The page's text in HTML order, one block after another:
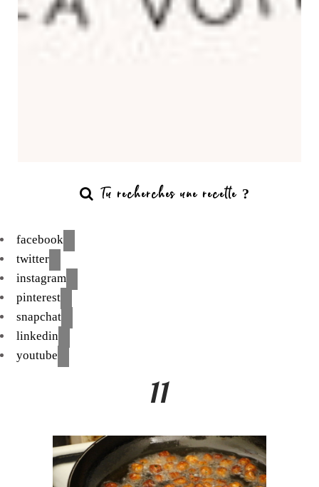
facebook
twitter
instagram
pinterest
snapchat
linkedin
youtube
11